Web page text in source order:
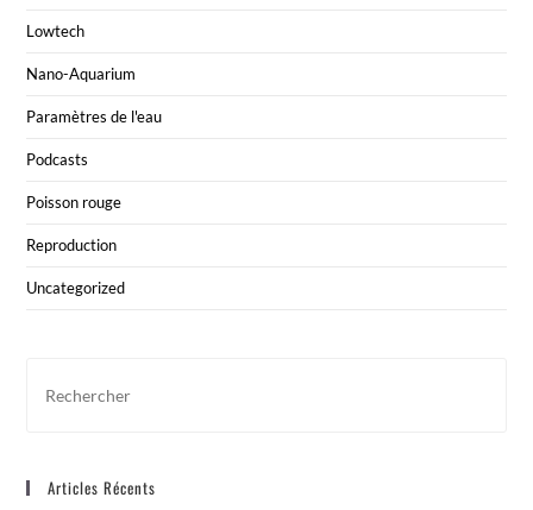
Lowtech
Nano-Aquarium
Paramètres de l'eau
Podcasts
Poisson rouge
Reproduction
Uncategorized
Articles Récents